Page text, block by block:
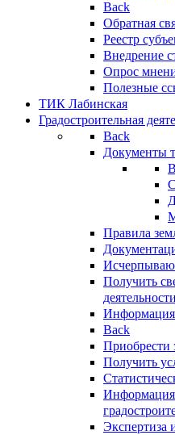
Back
Обратная
Реестр
Внедрение
Опрос
Полезные
ТИК Лабинская
Градостроительная
Back
Документы
Правила
Получить
деятельности
Информация
Back
Приобрести
Получить
Информация
Экспертиза